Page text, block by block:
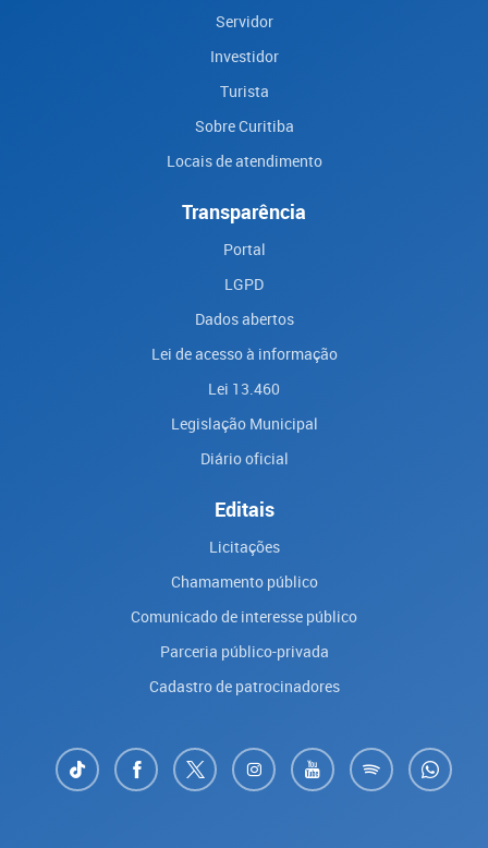
Servidor
Investidor
Turista
Sobre Curitiba
Locais de atendimento
Transparência
Portal
LGPD
Dados abertos
Lei de acesso à informação
Lei 13.460
Legislação Municipal
Diário oficial
Editais
Licitações
Chamamento público
Comunicado de interesse público
Parceria público-privada
Cadastro de patrocinadores